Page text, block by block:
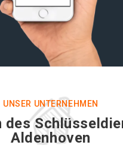
UNSER UNTERNEHMEN
des
Aldenhoven